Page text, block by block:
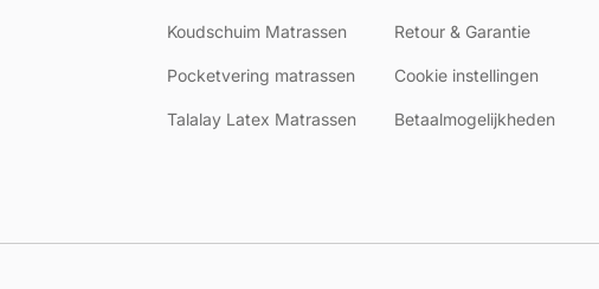
Koudschuim Matrassen
Pocketvering matrassen
Talalay Latex Matrassen
Retour & Garantie
Cookie instellingen
Betaalmogelijkheden